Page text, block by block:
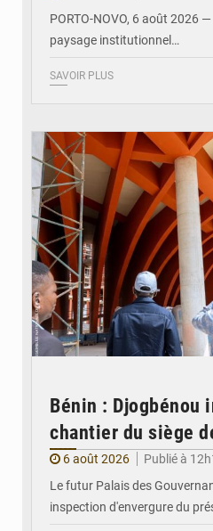
PORTO-NOVO, 6 août 2026
paysage institutionnel…
SAVOIR PLUS
Bénin : Djogbénou
chantier du siège
6 août 2026
Publié à
Le futur Palais des
inspection d'envergure du